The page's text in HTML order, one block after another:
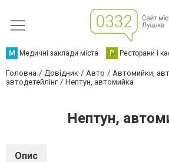
М Медичні заклади міста Р Ресторани і
Головна Довідник Авто
Автомийки,
автодетейлінг
Нептун, автомийка
Нептун,
Опис